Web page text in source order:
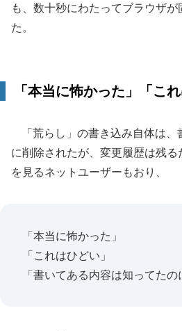
も、数十秒にわたってブラウザ
た。
「本当に怖かった」「これ
「荒らし」の書き込み自体は、
に削除されたが、変更履歴は残
を見るネットユーザーもおり、
「本当に怖かった」
「これはひどい」
「書いてある内容は知ってたの